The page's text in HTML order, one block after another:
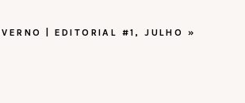
| EDITORIAL #1, JULHO »